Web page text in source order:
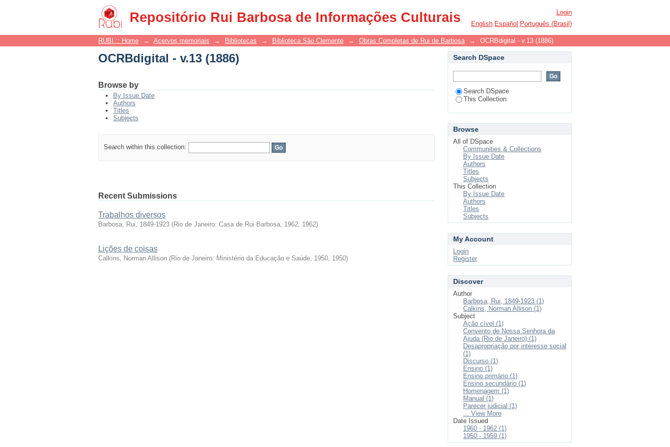
Repositório Rui Barbosa de Informações Culturais
OCRBdigital - v.13 (1886)
Login
English Español Português (Brasil)
RUBI :: Home → Acervos memoriais → Bibliotecas → Biblioteca São Clemente → Obras Completas de Rui de Barbosa → OCRBdigital - v.13 (1886)
OCRBdigital - v.13 (1886)
Browse by
By Issue Date
Authors
Titles
Subjects
Search within this collection:
Recent Submissions
Trabalhos diversos
Barbosa, Rui, 1849-1923 (Rio de Janeiro: Casa de Rui Barbosa, 1962, 1962)
Lições de coisas
Calkins, Norman Allison (Rio de Janeiro: Ministério da Educação e Saúde, 1950, 1950)
Search DSpace
Search DSpace
This Collection
Browse
All of DSpace
Communities & Collections
By Issue Date
Authors
Titles
Subjects
This Collection
By Issue Date
Authors
Titles
Subjects
My Account
Login
Register
Discover
Author
Barbosa, Rui, 1849-1923 (1)
Calkins, Norman Allison (1)
Subject
Ação cível (1)
Convento de Nossa Senhora da
Ajuda (Rio de Janeiro) (1)
Desapropriação por interesse social
(1)
Discurso (1)
Ensino (1)
Ensino primário (1)
Ensino secundário (1)
Homenagem (1)
Manual (1)
Parecer judicial (1)
... View More
Date Issued
1960 - 1962 (1)
1950 - 1959 (1)